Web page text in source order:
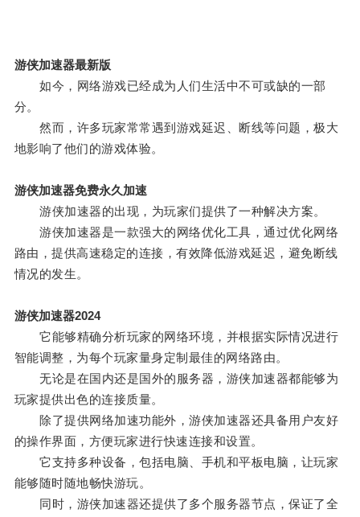
游侠加速器最新版
如今，网络游戏已经成为人们生活中不可或缺的一部
分。
然而，许多玩家常常遇到游戏延迟、断线等问题，极大
地影响了他们的游戏体验。
游侠加速器免费永久加速
游侠加速器的出现，为玩家们提供了一种解决方案。
游侠加速器是一款强大的网络优化工具，通过优化网络
路由，提供高速稳定的连接，有效降低游戏延迟，避免断线
情况的发生。
游侠加速器2024
它能够精确分析玩家的网络环境，并根据实际情况进行
智能调整，为每个玩家量身定制最佳的网络路由。
无论是在国内还是国外的服务器，游侠加速器都能够为
玩家提供出色的连接质量。
除了提供网络加速功能外，游侠加速器还具备用户友好
的操作界面，方便玩家进行快速连接和设置。
它支持多种设备，包括电脑、手机和平板电脑，让玩家
能够随时随地畅快游玩。
同时，游侠加速器还提供了多个服务器节点，保证了全